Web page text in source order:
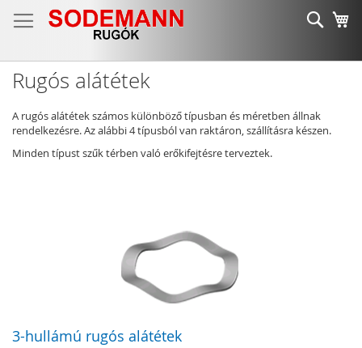
a
Rugós alátétek
A rugós alátétek számos különböző típusban és méretben állnak
rendelkezésre. Az alábbi 4 típusból van raktáron, szállításra készen.
Minden típust szűk térben való erőkifejtésre terveztek.
3-hullámú rugós alátétek